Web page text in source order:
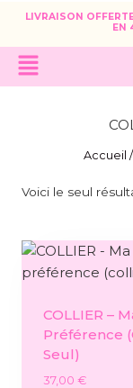
LIVRAISON
EN
Accueil /
Voici le seul
COLLIER –
Préférence
Seul)
37,00 €